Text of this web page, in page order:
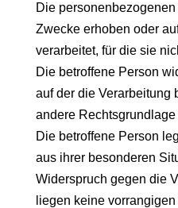
Die
Zwecke erhoben oder
verarbeitet, für die sie
Die betroffene Person
auf der die Verarbeitung
andere
Die betroffene Person
aus ihrer besonderen
Widerspruch gegen die
liegen keine